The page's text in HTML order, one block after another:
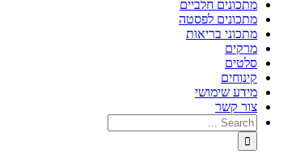
מתכונים חלביים
מתכונים לפסטה
מתכוני בריאות
מרקים
סלטים
קינוחים
מידע שימושי
צור קשר